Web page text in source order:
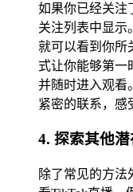
如果你已经关注
关注列表中显示
就可以看到你所
式让你能够第一
并随时进入观看
紧密的联系，感
4. 探索其他
除了常见的方法